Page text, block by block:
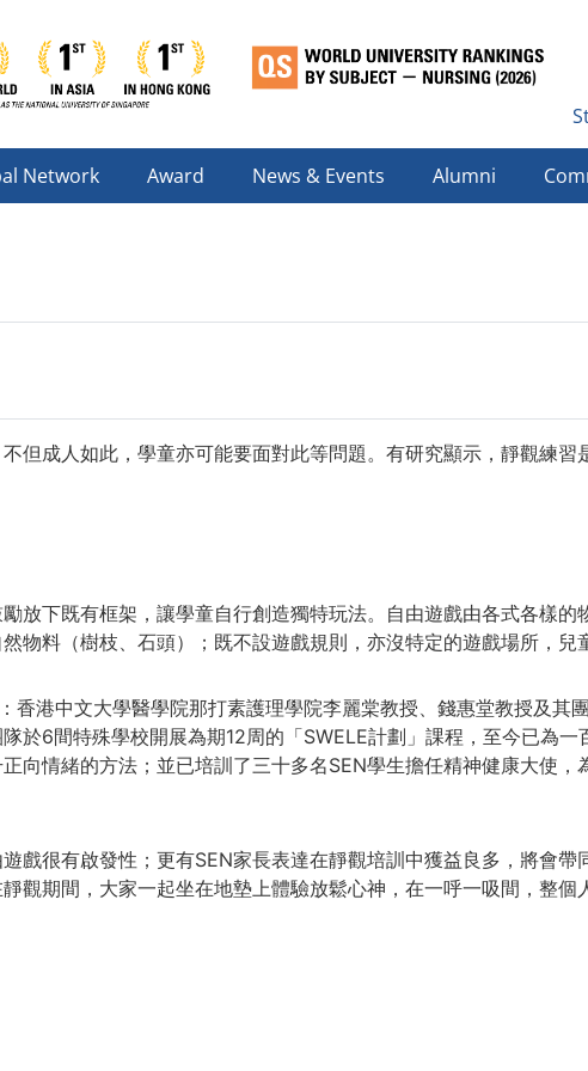
Network Award News & Events Alumni
但成人如此，學童亦可能要面對此等問題。有研究顯示，靜觀練
放下既有框架，讓學童自行創造獨特玩法。自由遊戲由各式各樣
物料（樹枝、石頭）；既不設遊戲規則，亦沒特定的遊戲場所，兒
港中文大學醫學院那打素護理學院李麗棠教授、錢惠堂教授及其
於6間特殊學校開展為期12周的「SWELE計劃」課程，至今已為
向情緒的方法；並已培訓了三十多名SEN學生擔任精神健康大使
戲很有啟發性；更有SEN家長表達在靜觀培訓中獲益良多，將會
觀期間，大家一起坐在地墊上體驗放鬆心神，在一呼一吸間，整個